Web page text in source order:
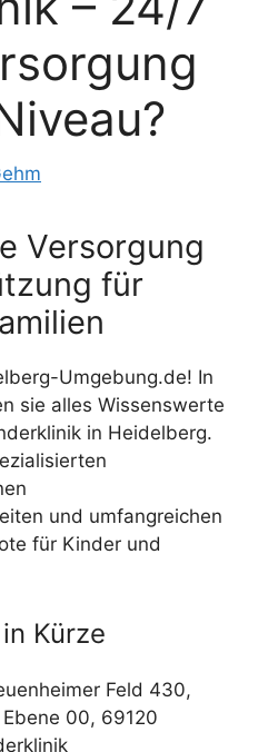
Versorgung
für
Umgebung.de! In
sie alles Wissenswerte
in Heidelberg.
und umfangreichen
für Kinder und
Kürze
Feld 430,
00, 69120